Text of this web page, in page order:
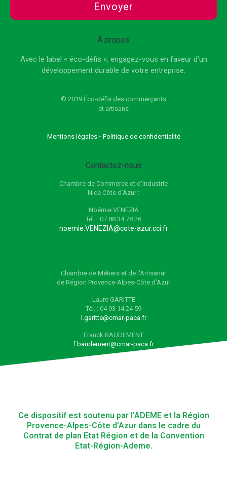
Envoyer
À propos
Avec le label « éco-défis », engagez-vous en faveur d’un
développement durable de votre entreprise.
© 2019 Éco-défis des commerçants
et artisans
Mentions légales• Politique de confidentialité
Contactez-nous
Chambre de Commerce et d’Industrie
Nice Côte d’Azur :
Noémie VENEZIA
Tél. : 07 88 34 78 26
noemie.VENEZIA@cote-azur.cci.fr
Chambre de Métiers et de l’Artisanat
de Région Provence-Alpes-Côte d’Azur
Laure GARITTE
Tél. : 04 93 14 24 59
l.garitte@cmar-paca.fr
Franck BAUDEMENT
f.baudement@cmar-paca.fr
Ce dispositif est soutenu par l’ADEME et la Région
Provence-Alpes-Côte d’Azur dans le cadre du
Contrat de plan Etat Région et de la Convention
Etat-Région-Ademe.